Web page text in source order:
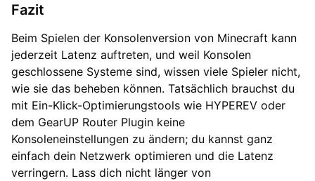
Fazit
Beim Spielen der Konsolenversion von Minecraft kann
jederzeit Latenz auftreten, und weil Konsolen
geschlossene Systeme sind, wissen viele Spieler nicht,
wie sie das beheben können. Tatsächlich brauchst du
mit Ein-Klick-Optimierungstools wie HYPEREV oder
dem GearUP Router Plugin keine
Konsoleneinstellungen zu ändern; du kannst ganz
einfach dein Netzwerk optimieren und die Latenz
verringern. Lass dich nicht länger von